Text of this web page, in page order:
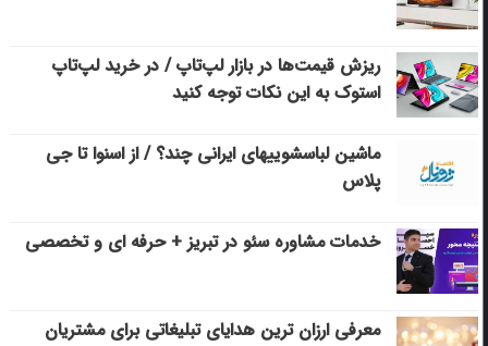
ریزش قیمت‌ها در بازار لپ‌تاپ / در خرید لپ‌تاپ
استوک به این نکات توجه کنید
ماشین لباسشویی‎های ایرانی چند؟ / از اسنوا تا جی
پلاس
خدمات مشاوره سئو در تبریز + حرفه ای و تخصصی
معرفی ارزان ترین هدایای تبلیغاتی برای مشتریان